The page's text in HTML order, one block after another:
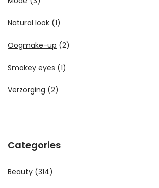
Natural look (1)
Oogmake-up (2)
Smokey eyes (1)
Verzorging (2)
Categories
Beauty (314)